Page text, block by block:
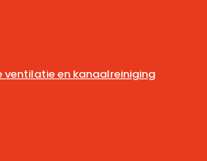
ventilatie en kanaalreiniging